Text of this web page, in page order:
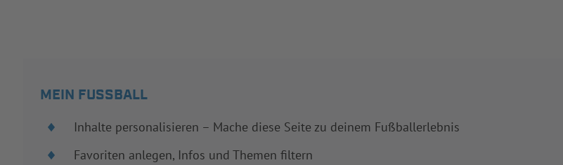
MEIN FUSSBALL
Inhalte personalisieren – Mache diese Seite zu deinem Fußballerlebnis
Favoriten anlegen, Infos und Themen filtern